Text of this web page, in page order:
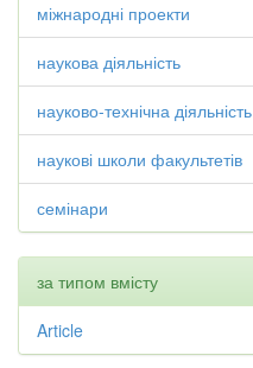
міжнародні проекти
наукова діяльність
науково-технічна діяльність
наукові школи факультетів
семінари
за типом вмісту
Article